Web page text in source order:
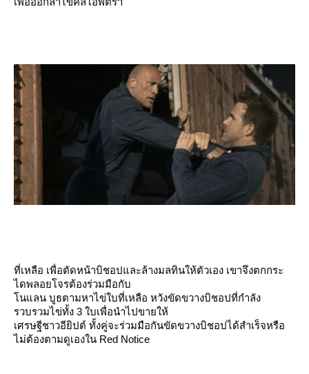
ที่เหลือ เพื่อตัดหน้าบิชอปและล้างมลทินให้ตัวเอง เขาจึงตกกระ
ไดพลอยโจรต้องร่วมมือกับ
นแลน บูธตามหาไข่ใบที่เหลือ หวังขัดขวางบิชอปที่กำลัง
รวบรวมไข่ทั้ง 3 ใบเพื่อนำไปขายให้
เศรษฐีชาวอียิปต์ ทั้งคู่จะร่วมมือกันขัดขวางบิชอปได้สำเร็จหรือ
ไม่ต้องตามดูเองใน Red Notice